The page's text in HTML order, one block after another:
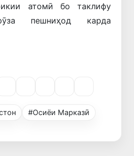
атомӣ бо таклифу
пешниҳод карда
#Осиёи Марказӣ